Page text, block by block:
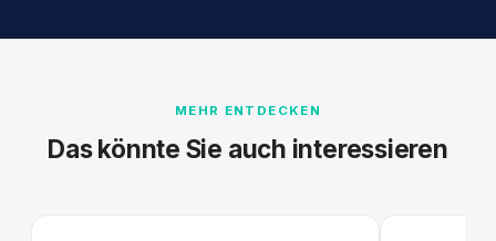
MEHR ENTDECKEN
Das könnte Sie auch interessieren